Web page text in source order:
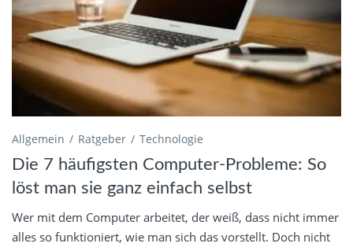
Allgemein Ratgeber Technologie
Die 7 häufigsten Computer-Probleme: So
löst man sie ganz einfach selbst
Wer mit dem Computer arbeitet, der weiß, dass nicht immer
alles so funktioniert, wie man sich das vorstellt. Doch nicht